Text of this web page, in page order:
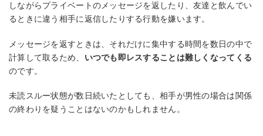
しながらプライベートのメッセージを返したり、友達と飲んでい
るときに違う相手に返信したりする行動を嫌います。
メッセージを返すときは、それだけに集中する時間を数日の中で
計算して取るため、 いつでも即レスすることは難しくなってくる
のです。
未読スルー状態が数日続いたとしても、相手が男性の場合は関係
の終わりを疑うことはないのかもしれません。